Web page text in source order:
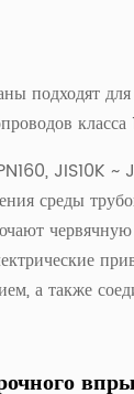
подходят для
класса
JIS10K ~
среды
а также